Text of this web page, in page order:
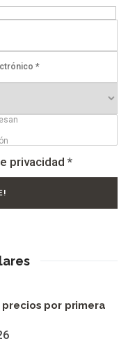
privacidad *
por primera